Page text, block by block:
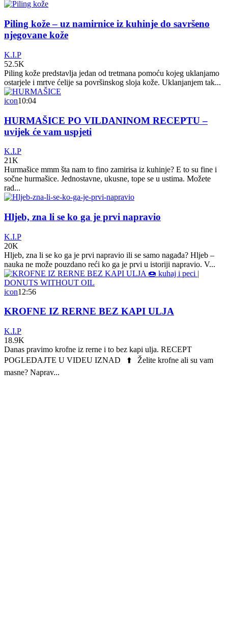
Piling kože – uz namirnice iz kuhinje do savršeno
njegovane kože
K.I.P
52.5K
Piling kože predstavlja jedan od tretmana pomoću kojeg uklanjamo
ostarjele i mrtve ćelije sa površinskog sloja kože. Uklanjanjem tak...
icon10:04
HURMAŠICE PO VILDANINOM RECEPTU –
uvijek će vam uspjeti
K.I.P
21K
Hurmašice mmm šta nam to fino zamirisa iz kuhinje? E to su fine i
sočne hurmašice. Jednostavne, ukusne, tope se u ustima. Možete
rad...
Hljeb, zna li se ko ga je prvi napravio
K.I.P
20K
Hljeb, zna li se ko ga je prvi napravio ili se samo nagađa? Hljeb –
nauka ne može pouzdano reći ko ga je prvi u istoriji napravio. V...
icon12:56
KROFNE IZ RERNE BEZ KAPI ULJA
K.I.P
18.9K
Danas pravimo krofne iz rerne i to bez kapi ulja. RECEPT
POGLEDAJTE U VIDEU IZNAD ⬆️ Želite krofne ali su vam
masne? Naprav...